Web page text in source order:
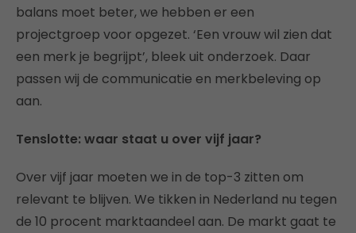
balans moet beter, we hebben er een
projectgroep voor opgezet. ‘Een vrouw wil zien dat
een merk je begrijpt’, bleek uit onderzoek. Daar
passen wij de communicatie en merkbeleving op
aan.
Tenslotte: waar staat u over vijf jaar?
Over vijf jaar moeten we in de top-3 zitten om
relevant te blijven. We tikken in Nederland nu tegen
de 10 procent marktaandeel aan. De markt gaat te